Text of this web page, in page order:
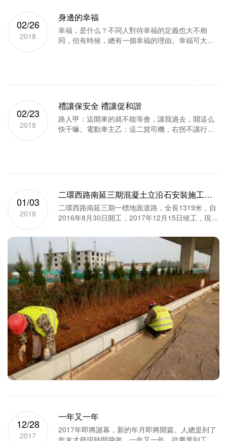
02/26
2018
身邊的幸福
幸福，是什么？不同人對待幸福的定義也大不相
同，但有時候，總有一個幸福的理由。幸福可大可
02/23
2018
禮讓保安全 禮讓促和諧
路人甲：這開車的就不能等會，讓我過去，開這么
快干嘛。電動車主乙：這二貨司機，右拐不讓行人
01/03
2018
二環西路南延三期混凝土立沿石安裝施工經
驗交流
二環西路南延三期一標地面道路，全長1319米，自
2016年8月30日開工，2017年12月15日竣工，現已
完成后整體效果較好，12月19日集團公司組織各
子、分公司進行了觀摩，項目...
12/28
2017
一年又一年
2017年即將謝幕，新的年月即將開篇。人總是到了